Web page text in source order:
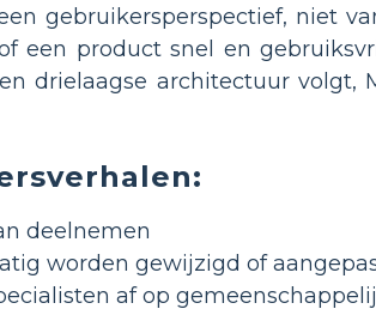
gebruikersperspectief, niet
een product snel en
drielaagse architectuur volgt,
deelnemen
worden gewijzigd of
af op